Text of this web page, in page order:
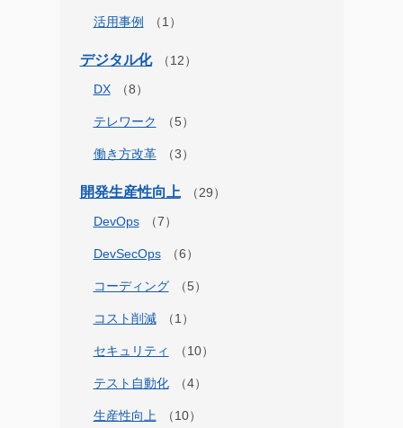
活用事例
デジタル化
DX
テレワーク
働き方改革
開発生産性向上
DevOps
DevSecOps
コーディング
コスト削減
セキュリティ
テスト自動化
生産性向上